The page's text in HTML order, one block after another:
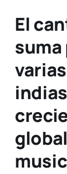
El
suma